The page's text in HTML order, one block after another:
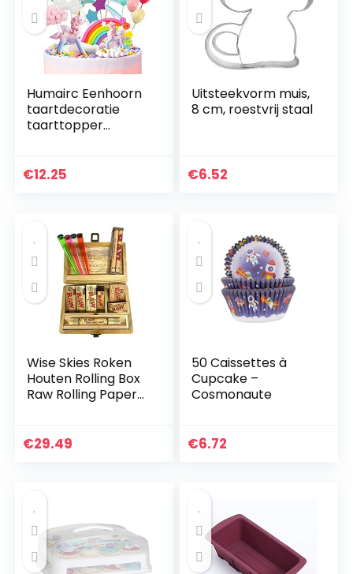
Humairc Eenhoorn
taartdecoratie
taarttopper
verjaardag Happy
€12.25
Uitsteekvorm muis,
8 cm, roestvrij staal
€6.52
Wise Skies Roken
Houten Rolling Box
Raw Rolling Papers
€29.49
50 Caissettes à
Cupcake –
Cosmonaute
€6.72